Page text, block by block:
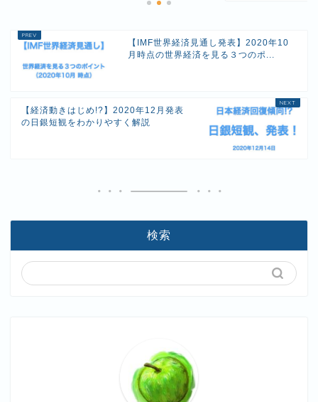
【IMF世界経済見通し発表】2020年10
月時点の世界経済を見る３つのポ...
【経済動きはじめ!?】2020年12月発表
の日銀短観をわかりやすく解説
検索